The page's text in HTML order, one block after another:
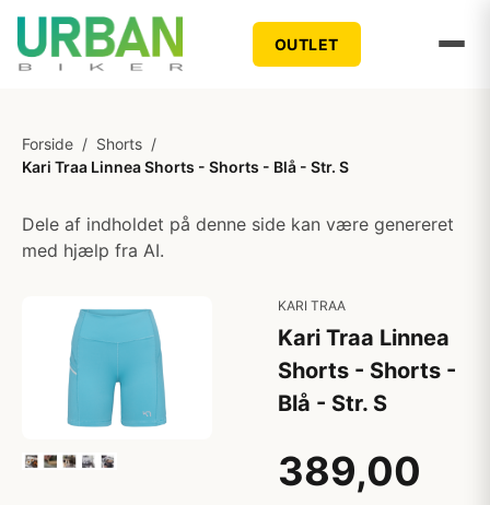
OUTLET
Forside / Shorts /
Kari Traa Linnea Shorts - Shorts - Blå - Str. S
Dele af indholdet på denne side kan være genereret
med hjælp fra AI.
KARI TRAA
Kari Traa Linnea
Shorts - Shorts -
Blå - Str. S
389,00